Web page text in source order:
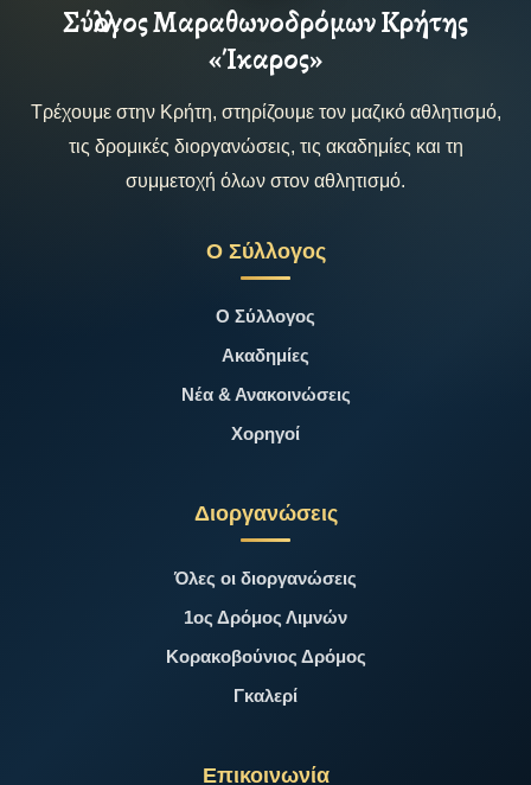
Σύλλογος Μαραθωνοδρόμων Κρήτης
«Ίκαρος»
Τρέχουμε στην Κρήτη, στηρίζουμε τον μαζικό αθλητισμό,
τις δρομικές διοργανώσεις, τις ακαδημίες και τη
συμμετοχή όλων στον αθλητισμό.
Ο Σύλλογος
Ο Σύλλογος
Ακαδημίες
Νέα & Ανακοινώσεις
Χορηγοί
Διοργανώσεις
Όλες οι διοργανώσεις
1ος Δρόμος Λιμνών
Κορακοβούνιος Δρόμος
Γκαλερί
Επικοινωνία